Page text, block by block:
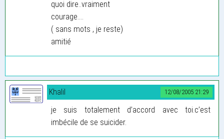
quoi dire..vraiment
courage....
( sans mots , je reste)
amitié
12/08/2005 21:29
Khalil
je suis totalement d’accord avec toi.c’est
imbécile de se suicider.